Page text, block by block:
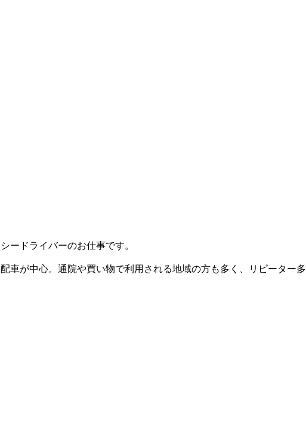
ードライバーのお仕事です。
車が中心。通院や買い物で利用される地域の方も多く、リピーター